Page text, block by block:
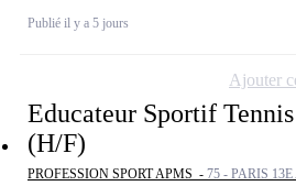
Publié il y a 5 jours
Educateur Sportif
(H/F)
PROFESSION SPORT APMS - 75 - PARIS
Ajouter